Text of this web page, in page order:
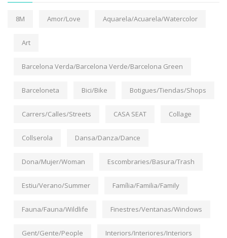
8M Amor/Love Aquarela/Acuarela/Watercolor
Art
Barcelona Verda/Barcelona Verde/Barcelona Green
Barceloneta Bici/Bike Botigues/Tiendas/Shops
Carrers/Calles/Streets CASA SEAT Collage
Collserola Dansa/Danza/Dance
Dona/Mujer/Woman Escombraries/Basura/Trash
Estiu/Verano/Summer Família/Familia/Family
Fauna/Fauna/Wildlife Finestres/Ventanas/Windows
Gent/Gente/People Interiors/Interiores/Interiors